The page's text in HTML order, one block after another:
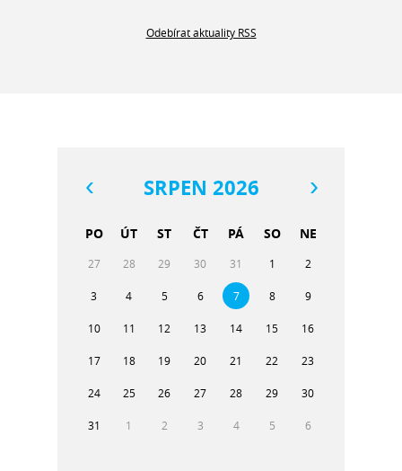
Odebírat aktuality RSS
SRPEN 2026
PO ÚT ST ČT PÁ SO NE
27 28 29 30 31 1 2
3 4 5 6 7 8 9
10 11 12 13 14 15 16
17 18 19 20 21 22 23
24 25 26 27 28 29 30
31 1 2 3 4 5 6